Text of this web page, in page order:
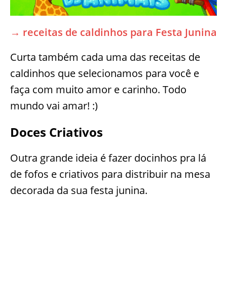
→ receitas de caldinhos para Festa Junina
Curta também cada uma das receitas de
caldinhos que selecionamos para você e
faça com muito amor e carinho. Todo
mundo vai amar! :)
Doces Criativos
Outra grande ideia é fazer docinhos pra lá
de fofos e criativos para distribuir na mesa
decorada da sua festa junina.